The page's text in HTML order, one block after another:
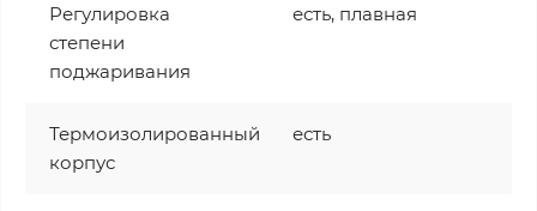
Регулировка
степени
поджаривания
есть, плавная
Термоизолированный
корпус
есть